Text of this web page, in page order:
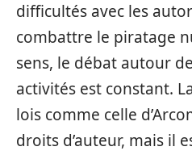
difficultés avec les
combattre le piratage
sens, le débat autour
activités est constant.
lois comme celle
droits d’auteur, mais il